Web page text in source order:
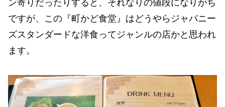
ン寄りだったりすると、それなりの値段になりがち
ですが、この『町かど食堂』はどうやらジャパニー
ズスタンダードな洋食ってジャンルの店かと思われ
ます。